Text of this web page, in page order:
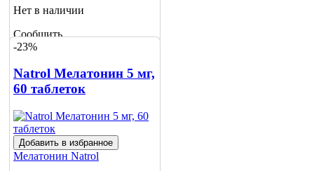
Нет в наличии
Сообщить
о наличии
-23%
Natrol Мелатонин 5 мг,
60 таблеток
Добавить в избранное
Мелатонин Natrol